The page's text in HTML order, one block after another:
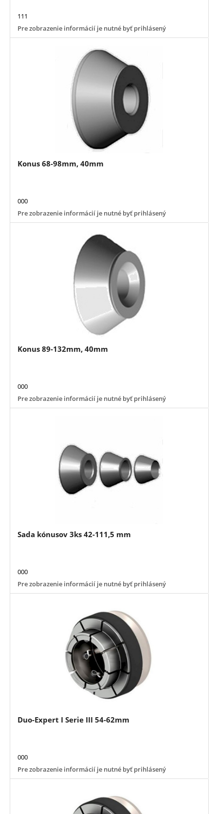
111
Pre zobrazenie informácií je nutné byť prihlásený
Konus 68-98mm, 40mm
000
Pre zobrazenie informácií je nutné byť prihlásený
Konus 89-132mm, 40mm
000
Pre zobrazenie informácií je nutné byť prihlásený
Sada kónusov 3ks 42-111,5 mm
000
Pre zobrazenie informácií je nutné byť prihlásený
Duo-Expert I Serie III 54-62mm
000
Pre zobrazenie informácií je nutné byť prihlásený